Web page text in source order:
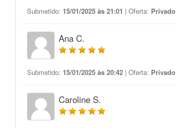
Submetido: 15/01/2025 às 21:01 | Oferta: Privado
Ana C.
Submetido: 15/01/2025 às 20:42 | Oferta: Privado
Caroline S.